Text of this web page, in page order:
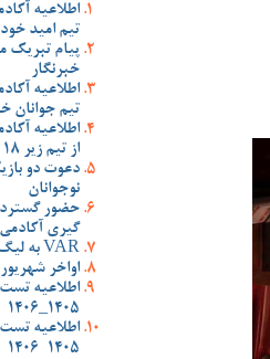
اطلاعیه
تیم امید خود
پیام تبریک
خبرنگار
اطلاعیه
تیم جوانان
اطلاعیه
از تیم زیر 18 ساله های خود
دعوت دو
نوجوانان
حضور
گیری
VAR به لیگ یک می آید؟!
اواخر
اطلاعیه
1405_1406
اطلاعیه
1405-1406